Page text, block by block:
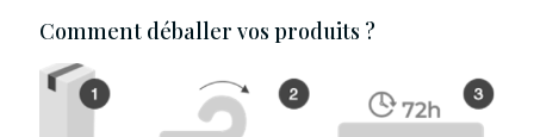
Comment déballer vos produits ?